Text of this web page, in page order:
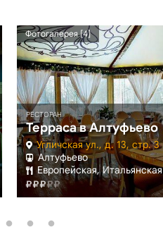
Фотогалерея [4]
РЕСТОРАН
Терраса в Алтуфьево
Угличская ул., д. 13, стр. 3
Алтуфьево
Европейская, Итальянская